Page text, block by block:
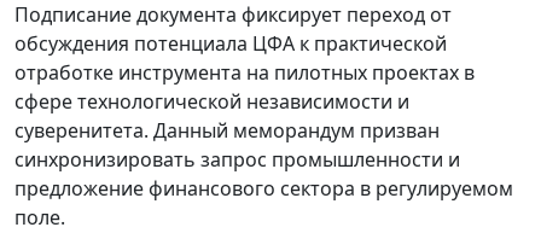
Подписание документа фиксирует переход от
обсуждения потенциала ЦФА к практической
отработке инструмента на пилотных проектах в
сфере технологической независимости и
суверенитета. Данный меморандум призван
синхронизировать запрос промышленности и
предложение финансового сектора в регулируемом
поле.